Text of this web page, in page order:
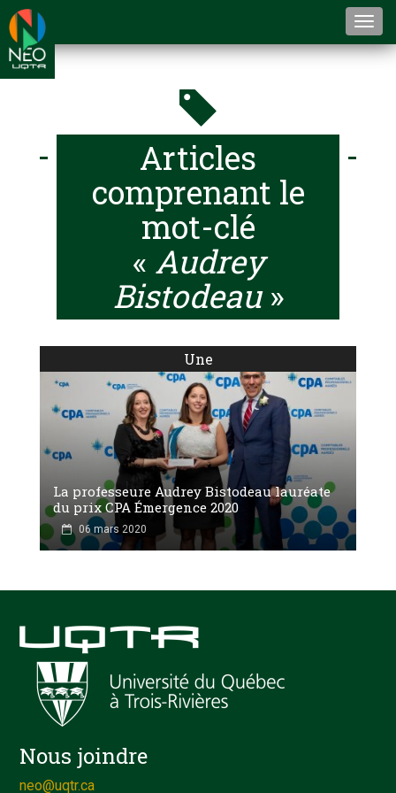
Articles
comprenant le
mot-clé
« Audrey
Bistodeau»
Une
La professeure Audrey Bistodeau lauréate
du prix CPA Émergence 2020
06 mars 2020
Nous joindre
neo@uqtr.ca